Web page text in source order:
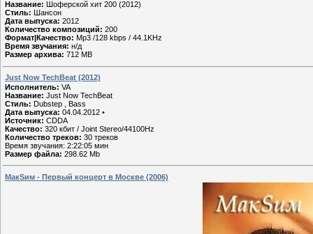
Название: Шоферской хит 200 (2012)
Стиль: Шансон
Дата выпуска: 2012
Количество композиций: 200
Формат|Качество: Mp3 /128 kbps / 44.1KHz
Время звучания: н/д
Размер архива: 712 MB
Just Now TechBeat (2012)
Исполнитель: VA
Название: Just Now TechBeat
Стиль: Dubstep , Bass
Дата выпуска: 04.04.2012 •
Источник: CDDA
Качество: 320 кбит / Joint Stereo/44100Hz
Количество треков: 30 треков
Время звучания: 2:22:05 мин
Размер файла: 298.62 Mb
МакSим - Первый концерт в Москве (2006)